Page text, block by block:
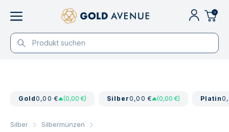
0
Gold0,00 € (0,00 €) Silber0,00 € (0,00 €) Platin
Silber
Silbermünzen